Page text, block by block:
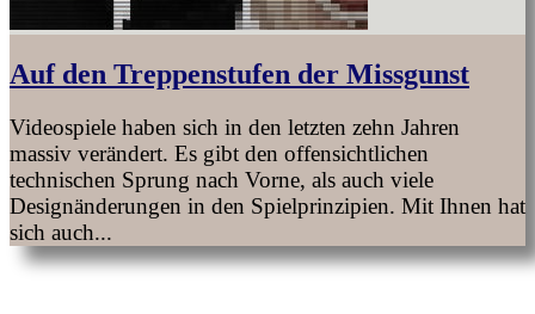
Auf den Treppenstufen der Missgunst
Videospiele haben sich in den letzten zehn Jahren
massiv verändert. Es gibt den offensichtlichen
technischen Sprung nach Vorne, als auch viele
Designänderungen in den Spielprinzipien. Mit Ihnen hat
sich auch...